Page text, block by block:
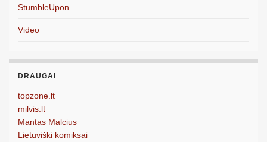
StumbleUpon
Video
DRAUGAI
topzone.lt
milvis.lt
Mantas Malcius
Lietuviški komiksai